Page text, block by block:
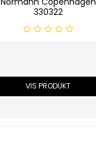
330322
VIS PRODUKT